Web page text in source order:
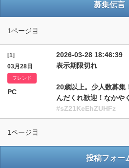
募集伝言
1ページ目
[1]
03月28日
フレンド
PC
2026-03-28 18:46:39
表示期限切れ
20歳以上。少人数募集
んだくれ歓迎！なかや
#sZ21KeEhZUHFz
1ページ目
投稿フォー